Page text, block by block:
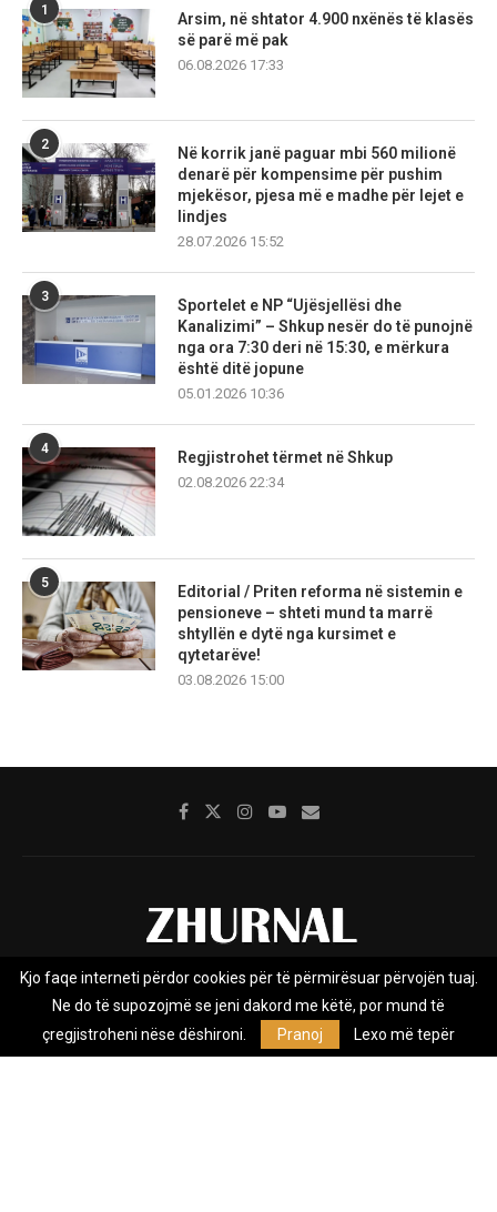
1
Arsim, në shtator 4.900 nxënës të klasës
së parë më pak
06.08.2026 17:33
2
Në korrik janë paguar mbi 560 milionë
denarë për kompensime për pushim
mjekësor, pjesa më e madhe për lejet e
lindjes
28.07.2026 15:52
3
Sportelet e NP “Ujësjellësi dhe
Kanalizimi” – Shkup nesër do të punojnë
nga ora 7:30 deri në 15:30, e mërkura
është ditë jopune
05.01.2026 10:36
4
Regjistrohet tërmet në Shkup
02.08.2026 22:34
5
Editorial / Priten reforma në sistemin e
pensioneve – shteti mund ta marrë
shtyllën e dytë nga kursimet e
qytetarëve!
03.08.2026 15:00
Rreth nesh Impresumi Marketing
Privacy Policy
Zhurnal.mk është Agjenci e Lajmeve e pavarur, e themeluar në vitin
Kjo faqe interneti përdor cookies për të përmirësuar përvojën tuaj.
Ne do të supozojmë se jeni dakord me këtë, por mund të
çregjistroheni nëse dëshironi.
Pranoj Lexo më tepër